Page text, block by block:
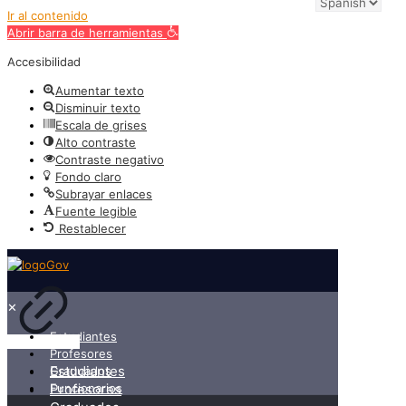
Ir al contenido
Abrir barra de herramientas
Accesibilidad
Aumentar texto
Disminuir texto
Escala de grises
Alto contraste
Contraste negativo
Fondo claro
Subrayar enlaces
Fuente legible
Restablecer
✕
Estudiantes
Profesores
Graduados
Funcionarios
Estudiantes
Profesores